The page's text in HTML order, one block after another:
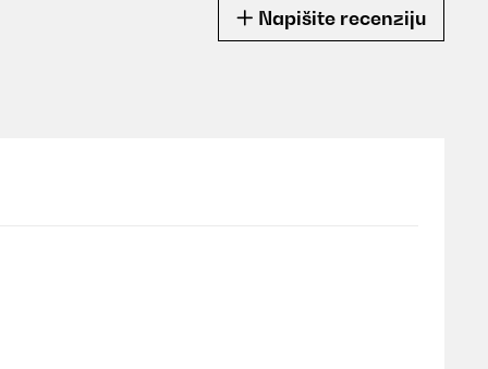
Napišite recenziju